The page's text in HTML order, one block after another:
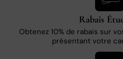
Rabais
Obtenez 10% de rabais sur
présentant votre